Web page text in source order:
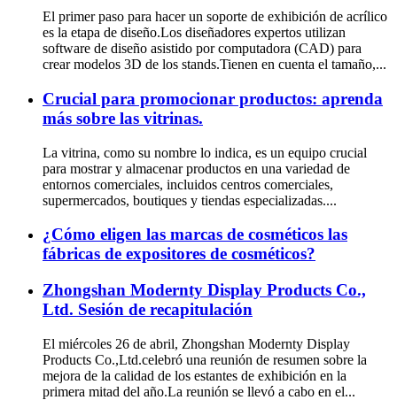
El primer paso para hacer un soporte de exhibición de acrílico
es la etapa de diseño.Los diseñadores expertos utilizan
software de diseño asistido por computadora (CAD) para
crear modelos 3D de los stands.Tienen en cuenta el tamaño,...
Crucial para promocionar productos: aprenda
más sobre las vitrinas.
La vitrina, como su nombre lo indica, es un equipo crucial
para mostrar y almacenar productos en una variedad de
entornos comerciales, incluidos centros comerciales,
supermercados, boutiques y tiendas especializadas....
¿Cómo eligen las marcas de cosméticos las
fábricas de expositores de cosméticos?
Zhongshan Modernty Display Products Co.,
Ltd. Sesión de recapitulación
El miércoles 26 de abril, Zhongshan Modernty Display
Products Co.,Ltd.celebró una reunión de resumen sobre la
mejora de la calidad de los estantes de exhibición en la
primera mitad del año.La reunión se llevó a cabo en el...